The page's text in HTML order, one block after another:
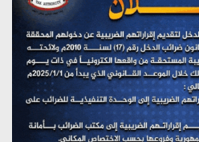
حول جرائم تحالف العدوان